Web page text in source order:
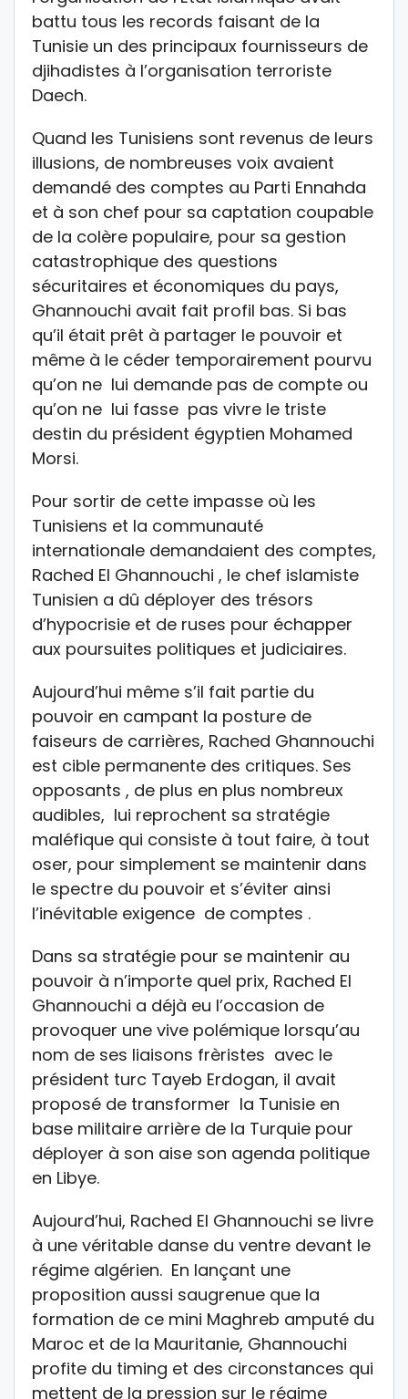
battu tous les records faisant de la
Tunisie un des principaux fournisseurs de
djihadistes à l’organisation terroriste
Daech.
Quand les Tunisiens sont revenus de leurs
illusions, de nombreuses voix avaient
demandé des comptes au Parti Ennahda
et à son chef pour sa captation coupable
de la colère populaire, pour sa gestion
catastrophique des questions
sécuritaires et économiques du pays,
Ghannouchi avait fait profil bas. Si bas
qu’il était prêt à partager le pouvoir et
même à le céder temporairement pourvu
qu’on ne lui demande pas de compte ou
qu’on ne lui fasse pas vivre le triste
destin du président égyptien Mohamed
Morsi.
Pour sortir de cette impasse où les
Tunisiens et la communauté
internationale demandaient des comptes,
Rached El Ghannouchi , le chef islamiste
Tunisien a dû déployer des trésors
d’hypocrisie et de ruses pour échapper
aux poursuites politiques et judiciaires.
Aujourd’hui même s’il fait partie du
pouvoir en campant la posture de
faiseurs de carrières, Rached Ghannouchi
est cible permanente des critiques. Ses
opposants , de plus en plus nombreux
audibles, lui reprochent sa stratégie
maléfique qui consiste à tout faire, à tout
oser, pour simplement se maintenir dans
le spectre du pouvoir et s’éviter ainsi
l’inévitable exigence de comptes .
Dans sa stratégie pour se maintenir au
pouvoir à n’importe quel prix, Rached El
Ghannouchi a déjà eu l’occasion de
provoquer une vive polémique lorsqu’au
nom de ses liaisons frèristes avec le
président turc Tayeb Erdogan, il avait
proposé de transformer la Tunisie en
base militaire arrière de la Turquie pour
déployer à son aise son agenda politique
en Libye.
Aujourd’hui, Rached El Ghannouchi se livre
à une véritable danse du ventre devant le
régime algérien. En lançant une
proposition aussi saugrenue que la
formation de ce mini Maghreb amputé du
Maroc et de la Mauritanie, Ghannouchi
profite du timing et des circonstances qui
mettent de la pression sur le régime